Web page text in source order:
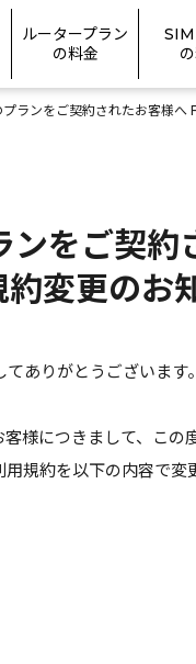
ルータープラン
の料金
SIM
ランをご契約されたお客様
ンをご契約
変更のお
ありがとうございます。
様につきまして、この
規約を以下の内容で変